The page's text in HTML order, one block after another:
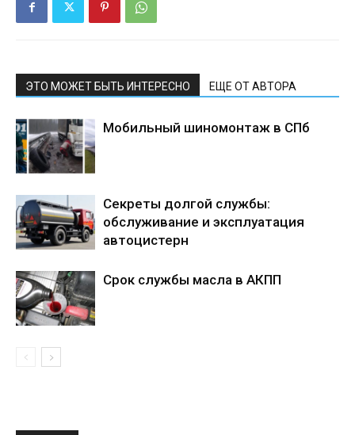
ЭТО МОЖЕТ БЫТЬ ИНТЕРЕСНО ЕЩЕ ОТ АВТОРА
Мобильный шиномонтаж в СПб
Секреты долгой службы:
обслуживание и эксплуатация
автоцистерн
Срок службы масла в АКПП